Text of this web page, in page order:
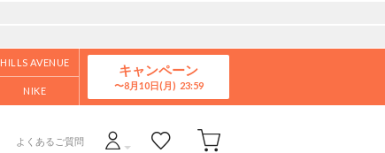
HILLS AVENUE
NIKE
キャンペーン
8月10日(月)
よくあるご質問